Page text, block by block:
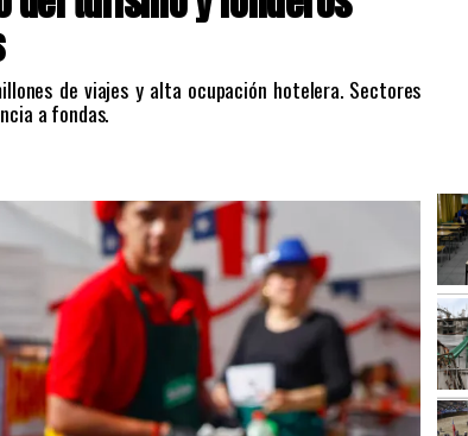
de viajes y alta ocupación hotelera. Sectores
a fondas.